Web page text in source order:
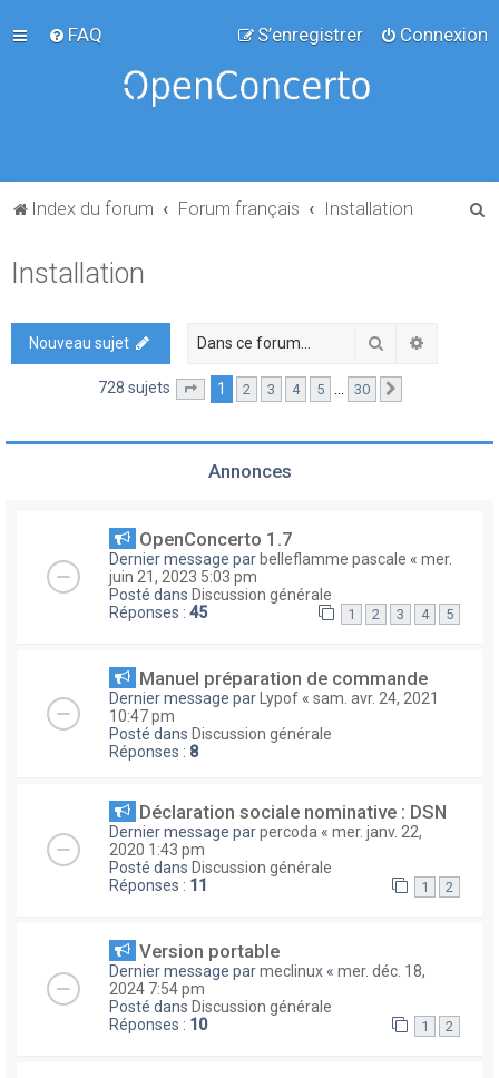
FAQ Connexion
S’enregistrer
Index du forum Forum français Installation
Installation
Nouveau sujet Rechercher
728 sujets Page sur30
1 2 3 4 5 … 30
Annonces
OpenConcerto 1.7
Dernier message par belleflamme pascale « mer.
juin 21, 2023 5:03 pm
Posté dans Discussion générale
Réponses : 45 1 2 3 4 5
Manuel préparation de commande
Dernier message par Lypof « sam. avr. 24, 2021
10:47 pm
Posté dans Discussion générale
Réponses : 8
Déclaration sociale nominative : DSN
Dernier message parpercoda « mer. janv. 22,
2020 1:43 pm
Posté dans Discussion générale
Réponses : 11 1 2
Version portable
Dernier message parmeclinux « mer. déc. 18,
2024 7:54 pm
Posté dans Discussion générale
Réponses : 10 1 2